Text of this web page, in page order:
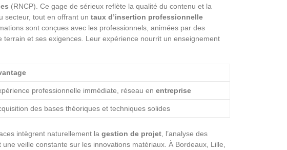
(RNCP). Ce gage de sérieux reflète la qualité du contenu et la
secteur, tout en offrant un taux d’insertion professionnelle
sont conçues avec les professionnels, animées par des
terrain et ses exigences. Leur expérience nourrit un enseignement
professionnelle immédiate, réseau en entreprise
des bases théoriques et techniques solides
intègrent naturellement la gestion de projet , l’analyse des
veille constante sur les innovations matériaux. À Bordeaux, Lille,